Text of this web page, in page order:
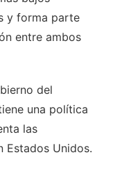
y forma parte
entre ambos
del
una política
las
Estados Unidos.